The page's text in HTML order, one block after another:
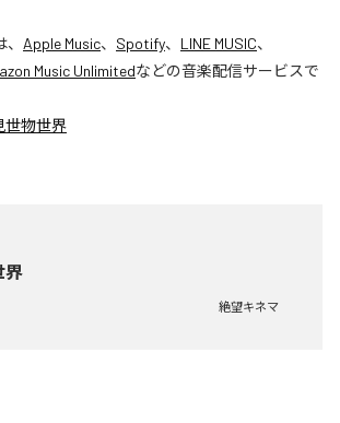
、 Apple Music、 Spotify、 LINE MUSIC、
Music Unlimitedなどの音楽配信サービスで
世物世界
界
絶望キネマ